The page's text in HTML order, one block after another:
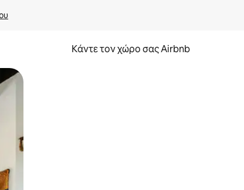
Κάντε τον χώρο σας Airbnb